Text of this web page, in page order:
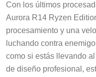
Con los últimos
Aurora R14 Ryzen
procesamiento y una
luchando contra
como si estás llevando
de diseño profesional,